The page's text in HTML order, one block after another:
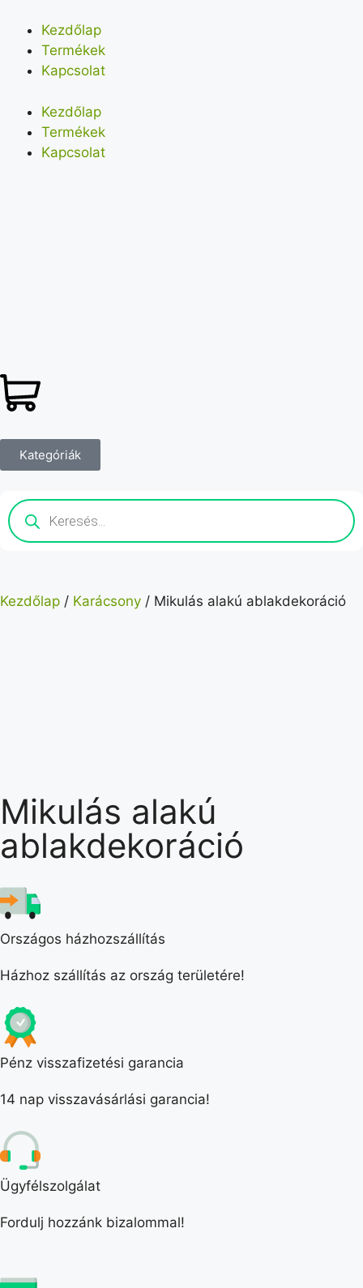
Kezdőlap
Termékek
Kapcsolat
Kezdőlap
Termékek
Kapcsolat
Kategóriák
Kezdőlap / Karácsony / Mikulás alakú ablakdekoráció
Mikulás alakú
ablakdekoráció
Országos házhozszállítás
Házhoz szállítás az ország területére!
Pénz visszafizetési garancia
14 nap visszavásárlási garancia!
Ügyfélszolgálat
Fordulj hozzánk bizalommal!